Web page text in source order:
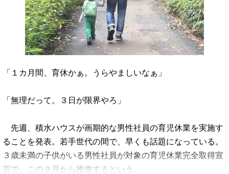
「１カ月間、育休かぁ。うらやましいなぁ」
「無理だって。３日が限界やろ」
先週、積水ハウスが画期的な男性社員の育児休業を実施す
ることを発表。若手世代の間で、早くも話題になっている。
３歳未満の子供がいる男性社員が対象の育児休業完全取得宣
言で、この９月から推進するという…